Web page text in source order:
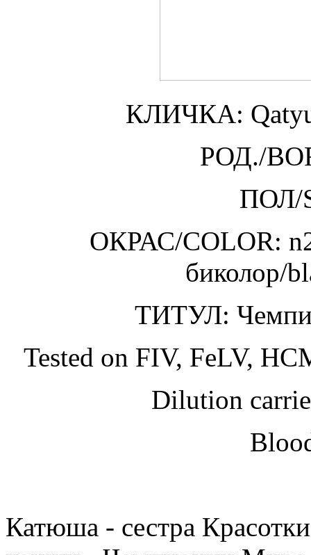
КЛИЧКА:
РОД./
ПОЛ/
ОКРАС/COLOR:
биколор/
ТИТУЛ:
Tested on FIV, FeLV,
Dilution
Катюша - сестра